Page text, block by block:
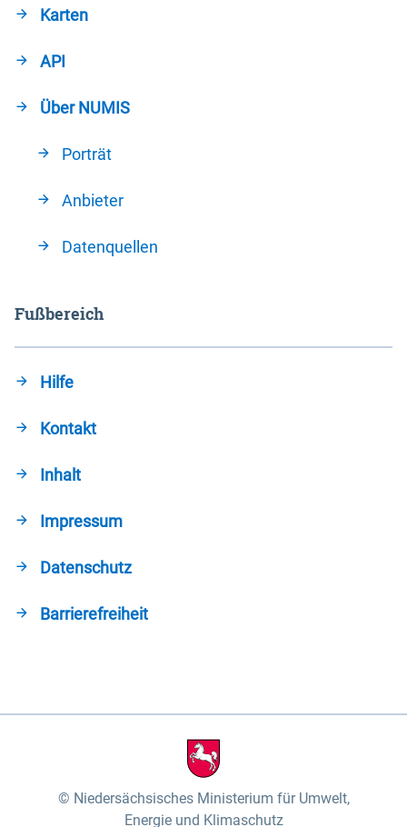
Karten
API
Über NUMIS
Porträt
Anbieter
Datenquellen
Fußbereich
Hilfe
Kontakt
Inhalt
Impressum
Datenschutz
Barrierefreiheit
Niedersächsisches Ministerium für Umwelt,
Energie und Klimaschutz